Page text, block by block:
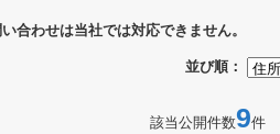
合わせは当社では対応できません。
並び順：
該当公開件数9件